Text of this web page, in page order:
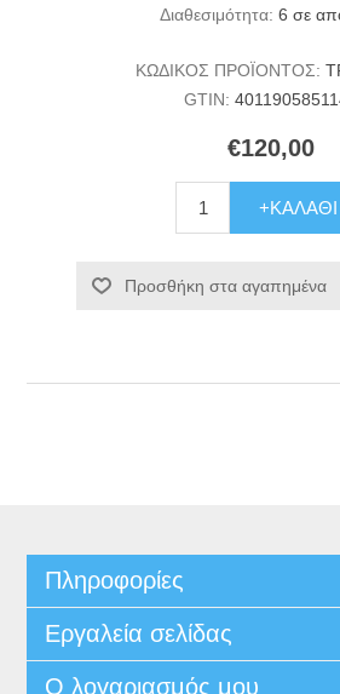
Διαθεσιμότητα: 6 σε
ΚΩΔΙΚΟΣ ΠΡΟΪΟΝΤΟΣ:
GTIN:
€120,00
+ΚΑΛΆΘΙ
Προσθήκη στα αγαπημένα
Πληροφορίες
Εργαλεία σελίδας
Ο λογαριασμός μου